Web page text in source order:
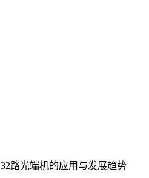
32路光端机的应用与发展趋势